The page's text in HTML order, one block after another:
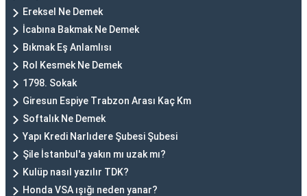
Ereksel Ne Demek
İcabına Bakmak Ne Demek
Bıkmak Eş Anlamlısı
Rol Kesmek Ne Demek
1798. Sokak
Giresun Espiye Trabzon Arası Kaç Km
Softalık Ne Demek
Yapı Kredi Narlıdere Şubesi Şubesi
Şile İstanbul'a yakın mı uzak mı?
Kulüp nasıl yazılır TDK?
Honda VSA ışığı neden yanar?